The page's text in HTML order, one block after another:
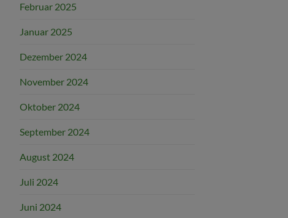
Februar 2025
Januar 2025
Dezember 2024
November 2024
Oktober 2024
September 2024
August 2024
Juli 2024
Juni 2024